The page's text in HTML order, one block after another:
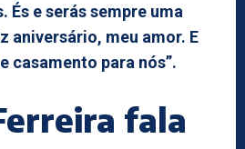
És e serás sempre uma
aniversário, meu amor. E
casamento para nós”.
fala